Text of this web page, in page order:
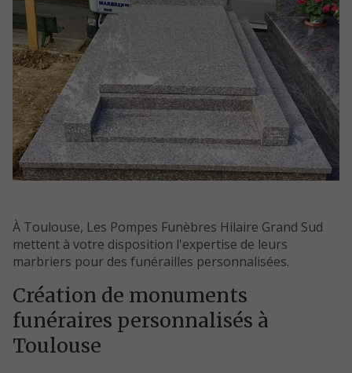
À Toulouse, Les Pompes Funèbres Hilaire Grand Sud
mettent à votre disposition l'expertise de leurs
marbriers pour des funérailles personnalisées.
Création de monuments
funéraires personnalisés à
Toulouse